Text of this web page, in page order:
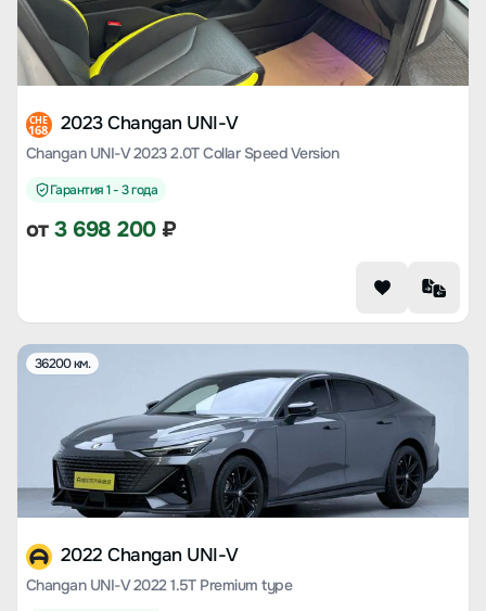
CHE
168 2023 Changan UNI-V
Changan UNI-V 2023 2.0T Collar Speed Version
Гарантия 1 - 3 года
от3 698 200₽
36200 км.
2022 Changan UNI-V
Changan UNI-V 2022 1.5T Premium type